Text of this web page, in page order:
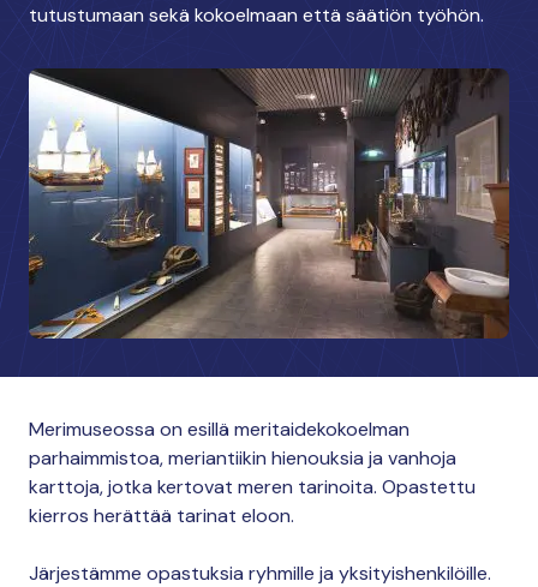
tutustumaan sekä kokoelmaan että säätiön työhön.
Merimuseossa on esillä meritaidekokoelman
parhaimmistoa, meriantiikin hienouksia ja vanhoja
karttoja, jotka kertovat meren tarinoita. Opastettu
kierros herättää tarinat eloon.
Järjestämme opastuksia ryhmille ja yksityishenkilöille.